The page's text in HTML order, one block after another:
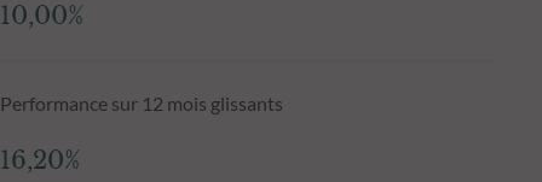
10,00%
Performance sur 12 mois glissants
16,20%